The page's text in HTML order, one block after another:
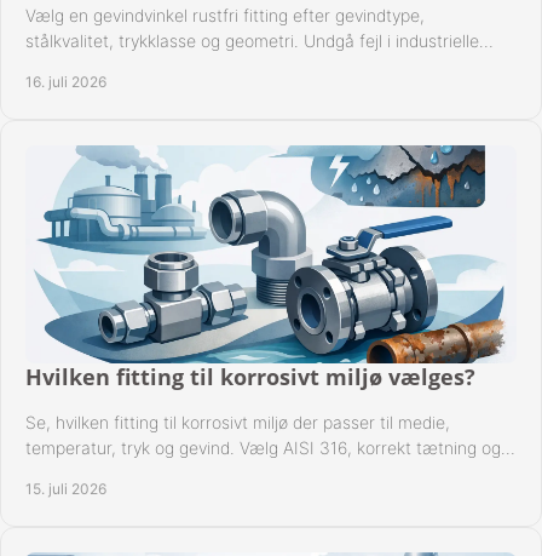
Vælg en gevindvinkel rustfri fitting efter gevindtype,
stålkvalitet, trykklasse og geometri. Undgå fejl i industrielle
16. juli 2026
Hvilken fitting til korrosivt miljø vælges?
Se, hvilken fitting til korrosivt miljø der passer til medie,
temperatur, tryk og gevind. Vælg AISI 316, korrekt tætning og
15. juli 2026